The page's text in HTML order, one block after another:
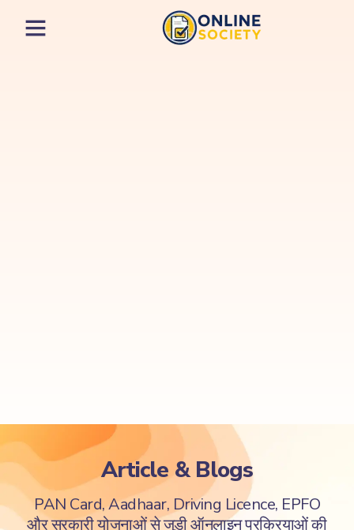
Article & Blogs
PAN Card, Aadhaar, Driving Licence, EPFO
और सरकारी योजनाओं से जुड़ी ऑनलाइन प्रक्रियाओं की